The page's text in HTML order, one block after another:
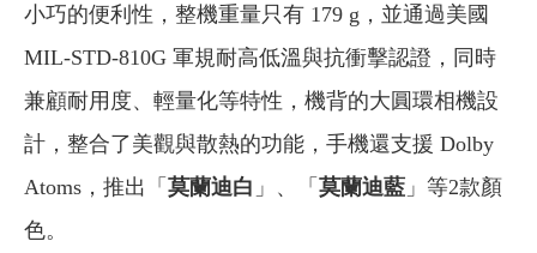
小巧的便利性，整機重量只有 179 g，並通過美國
MIL-STD-810G 軍規耐高低溫與抗衝擊認證，同時
兼顧耐用度、輕量化等特性，機背的大圓環相機設
計，整合了美觀與散熱的功能，手機還支援 Dolby
Atoms，推出「 莫蘭迪白 」、「 莫蘭迪藍 」等2款顏
色。